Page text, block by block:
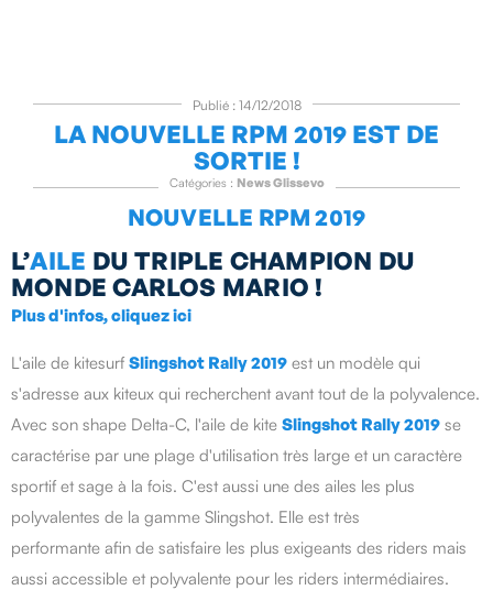
Publié : 14/12/2018
LA NOUVELLE RPM 2019 EST DE
SORTIE !
Catégories : News Glissevo
NOUVELLE RPM 2019
L’AILE DU TRIPLE CHAMPION DU
MONDE CARLOS MARIO !
Plus d'infos, cliquez ici
L'aile de kitesurf Slingshot Rally 2019 est un modèle qui
s'adresse aux kiteux qui recherchent avant tout de la polyvalence.
Avec son shape Delta-C, l'aile de kite Slingshot Rally 2019 se
caractérise par une plage d'utilisation très large et un caractère
sportif et sage à la fois. C'est aussi une des ailes les plus
polyvalentes de la gamme Slingshot. Elle est très
performante afin de satisfaire les plus exigeants des riders mais
aussi accessible et polyvalente pour les riders intermédiaires.